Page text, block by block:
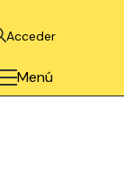
Acceder
Menú